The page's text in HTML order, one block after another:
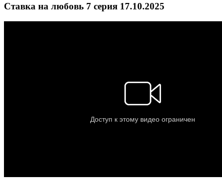
Ставка на любовь 7 серия 17.10.2025